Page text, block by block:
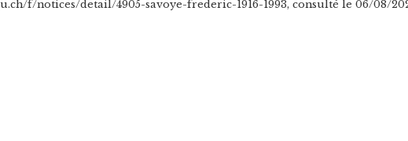
f/notices/detail/4905-savoye-frederic-1916-1993, consulté le 06/08/